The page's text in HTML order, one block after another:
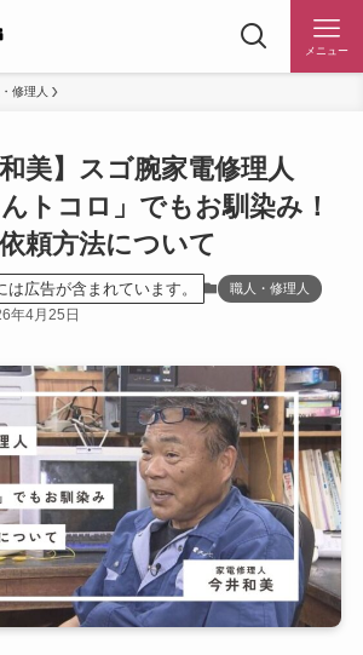
メニュー
修理人
和美】スゴ腕家電修理人
んトコロ」でもお馴染み！
頼方法について
広告が含まれています。 職人・修理人
年4月25日